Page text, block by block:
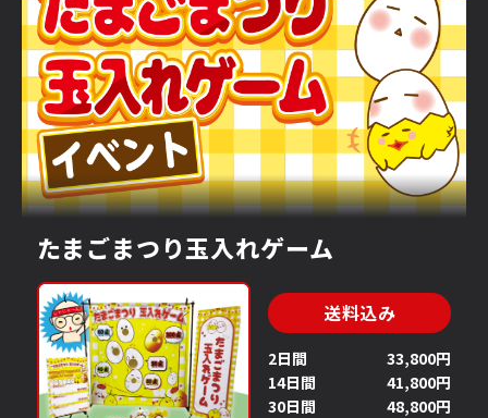
たまごまつり玉入れゲーム
送料込み
2日間
33,800円
14日間
41,800円
30日間
48,800円